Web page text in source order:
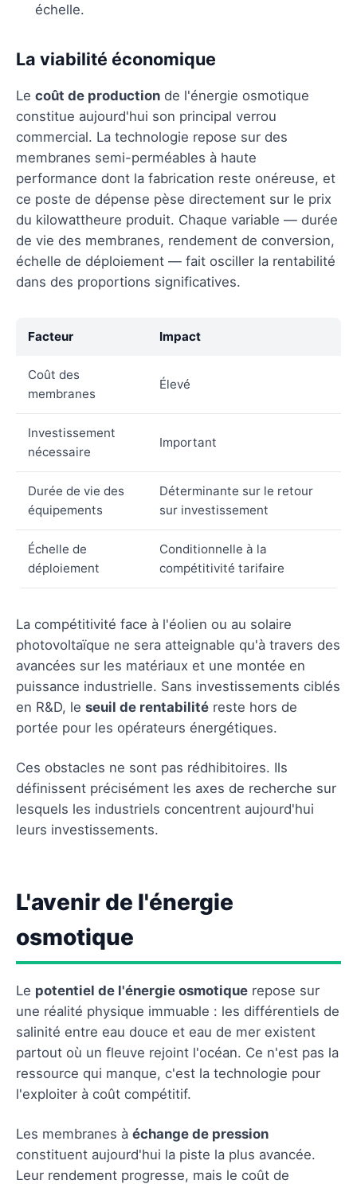
échelle.
La viabilité économique
Le coût de production de l'énergie osmotique
constitue aujourd'hui son principal verrou
commercial. La technologie repose sur des
membranes semi-perméables à haute
performance dont la fabrication reste onéreuse, et
ce poste de dépense pèse directement sur le prix
du kilowattheure produit. Chaque variable — durée
de vie des membranes, rendement de conversion,
échelle de déploiement — fait osciller la rentabilité
dans des proportions significatives.
Facteur Impact
Coût des
membranes
Élevé
Investissement
nécessaire
Important
Durée de vie des
équipements
Déterminante sur le retour
sur investissement
Échelle de
déploiement
Conditionnelle à la
compétitivité tarifaire
La compétitivité face à l'éolien ou au solaire
photovoltaïque ne sera atteignable qu'à travers des
avancées sur les matériaux et une montée en
puissance industrielle. Sans investissements ciblés
en R&D, le seuil de rentabilité reste hors de
portée pour les opérateurs énergétiques.
Ces obstacles ne sont pas rédhibitoires. Ils
définissent précisément les axes de recherche sur
lesquels les industriels concentrent aujourd'hui
leurs investissements.
L'avenir de l'énergie
osmotique
Le potentiel de l'énergie osmotique repose sur
une réalité physique immuable : les différentiels de
salinité entre eau douce et eau de mer existent
partout où un fleuve rejoint l'océan. Ce n'est pas la
ressource qui manque, c'est la technologie pour
l'exploiter à coût compétitif.
Les membranes à échange de pression
constituent aujourd'hui la piste la plus avancée.
Leur rendement progresse, mais le coût de